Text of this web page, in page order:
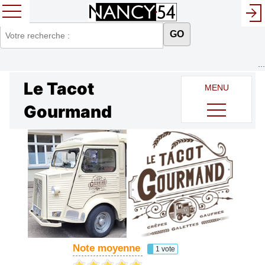
GO
Le Tacot
Gourmand
Note moyenne 1 vote